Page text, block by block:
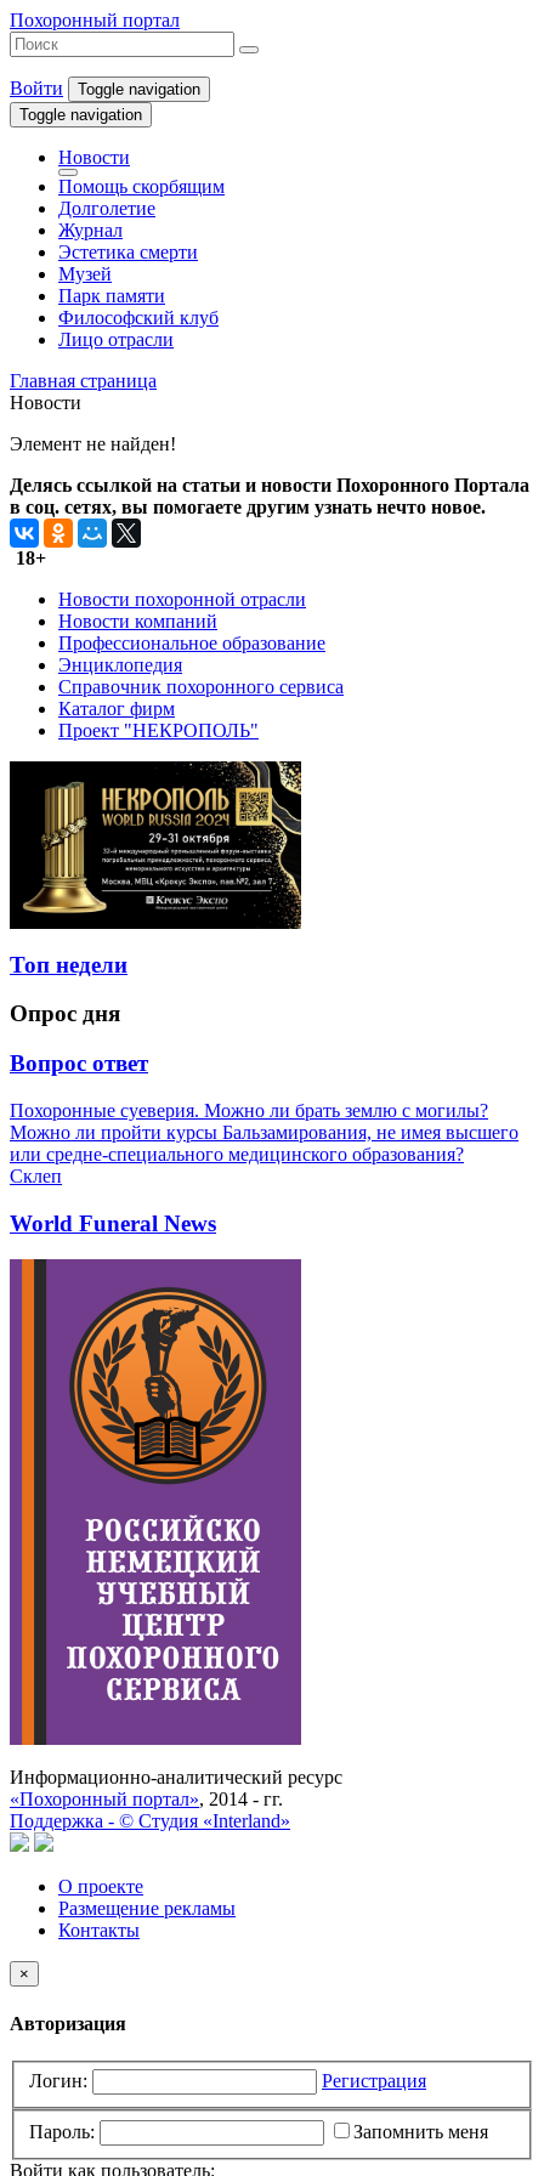
Похоронный портал
Войти
Toggle navigation
Toggle navigation
Новости
Помощь скорбящим
Долголетие
Журнал
Эстетика смерти
Музей
Парк памяти
Философский клуб
Лицо отрасли
Главная страница
Новости
Элемент не найден!
Делясь ссылкой на статьи и новости Похоронного Портала
в соц. сетях, вы помогаете другим узнать нечто новое.
18+
Новости похоронной отрасли
Новости компаний
Профессиональное образование
Энциклопедия
Справочник похоронного сервиса
Каталог фирм
Проект "НЕКРОПОЛЬ"
Топ недели
Опрос дня
Вопрос ответ
Похоронные суеверия. Можно ли брать землю с могилы?
Можно ли пройти курсы Бальзамирования, не имея высшего
или средне-специального медицинского образования?
Склеп
World Funeral News
Информационно-аналитический ресурс
«Похоронный портал», 2014 - гг.
Поддержка - © Cтудия «Interland»
О проекте
Размещение рекламы
Контакты
×
Авторизация
Логин: Регистрация
Пароль:
Запомнить меня
Войти как пользователь: